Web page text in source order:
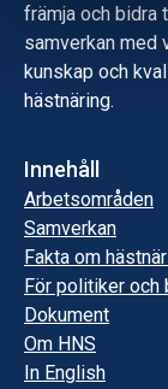
främja och bidra
samverkan med
kunskap och
hästnäring.
Innehåll
Arbetsområden
Samverkan
Fakta om
För politiker
Dokument
Om HNS
In English